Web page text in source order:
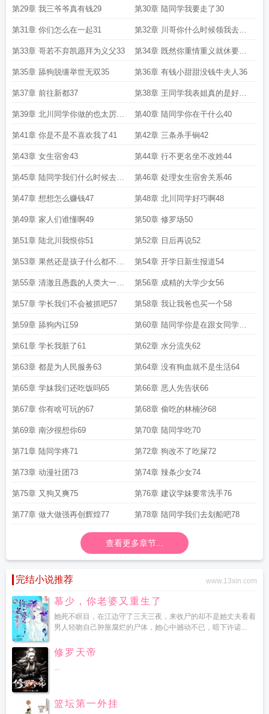
情世故28
第29章 我三爷爷真有钱29 第30章 陆同学我要走了30
第31章 你们怎么在一起31 第32章 川哥你什么时候领我去洗
头32
第33章 哥若不弃凯愿拜为义父33 第34章 既然你重情重义就休要怪
我信守承诺了34
第35章 舔狗脱缰举世无双35 第36章 有钱小甜甜没钱牛夫人36
第37章 前往新都37 第38章 王同学我表姐真的是好人
38
第39章 北川同学你做的也太厉害
了39
第40章 陆同学你在干什么40
第41章 你是不是不喜欢我了41 第42章 三条杀手锏42
第43章 女生宿舍43 第44章 行不更名坐不改姓44
第45章 陆同学我们什么时候去漂
流啊45
第46章 处理女生宿舍关系46
第47章 想想怎么赚钱47 第48章 北川同学好巧啊48
第49章 家人们谁懂啊49 第50章 修罗场50
第51章 陆北川我恨你51 第52章 日后再说52
第53章 果然还是孩子什么都不懂
53
第54章 开学日新生报道54
第55章 清澈且愚蠢的人类大一年
级幼崽55
第56章 成精的大学少女56
第57章 学长我们不会被抓吧57 第58章 我让我爸也买一个58
第59章 舔狗内讧59 第60章 陆同学你是在跟女同学打
情骂俏吗60
第61章 学长我脏了61 第62章 水分流失62
第63章 都是为人民服务63 第64章 没有狗血就不是生活64
第65章 学妹我们还吃饭吗65 第66章 恶人先告状66
第67章 你有啥可玩的67 第68章 偷吃的林楠汐68
第69章 南汐很想你69 第70章 陆同学吃70
第71章 陆同学疼71 第72章 狗改不了吃屎72
第73章 动漫社团73 第74章 辣条少女74
第75章 又狗又爽75 第76章 建议学妹要常洗手76
第77章 做大做强再创辉煌77 第78章 陆同学我们去划船吧78
查看更多章节...
完结小说推荐 www.13xin.com
慕少，你老婆又重生了
她死不瞑目，在江边守了三天三夜，来收尸的却不是她丈夫看着
男人轻吻自己肿胀腐烂的尸体，她心中撼动不已，暗下许诺...
修罗天帝
...
篮坛第一外挂